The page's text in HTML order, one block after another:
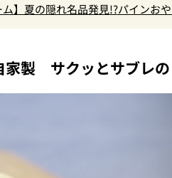
ム】夏の隠れ名品発見!?パインお
家製 サクッとサブレ